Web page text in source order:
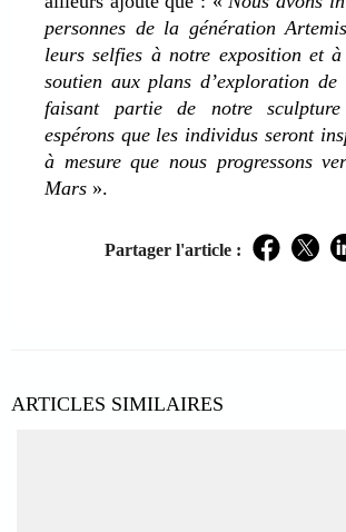
personnes de la génération
leurs selfies à notre exposition et
soutien aux plans d’exploration
faisant partie de notre
espérons que les individus seront
à mesure que nous progressons
Mars ».
Partager l'article : Facebook
ARTICLES SIMILAIRES